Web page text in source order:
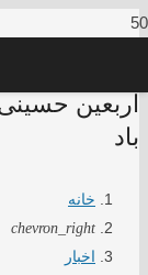
اربعین
باد
خانه
chevron_right
اخبار